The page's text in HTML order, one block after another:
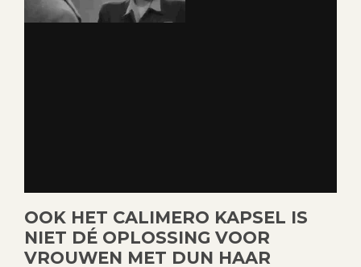
OOK HET CALIMERO KAPSEL IS
NIET DÉ OPLOSSING VOOR
VROUWEN MET DUN HAAR